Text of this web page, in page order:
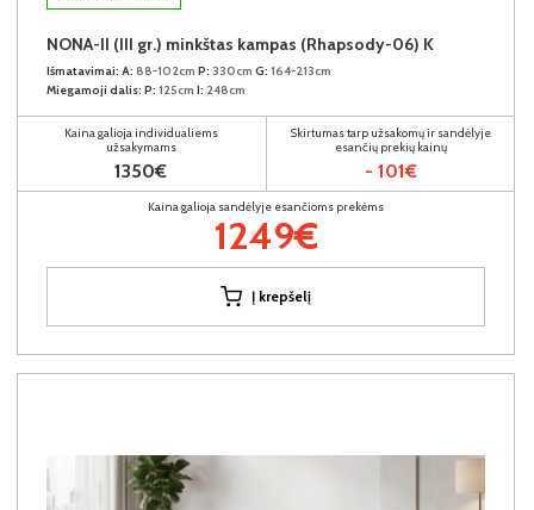
NONA-II (III gr.) minkštas kampas (Rhapsody-06) K
Išmatavimai: A: 88-102cm P: 330cm G: 164-213cm
Miegamoji dalis: P: 125cm I: 248cm
Kaina galioja individualiems
užsakymams
1350€
Skirtumas tarp užsakomų ir sandėlyje
esančių prekių kainų
- 101€
Kaina galioja sandėlyje esančioms prekėms
1249€
Į krepšelį